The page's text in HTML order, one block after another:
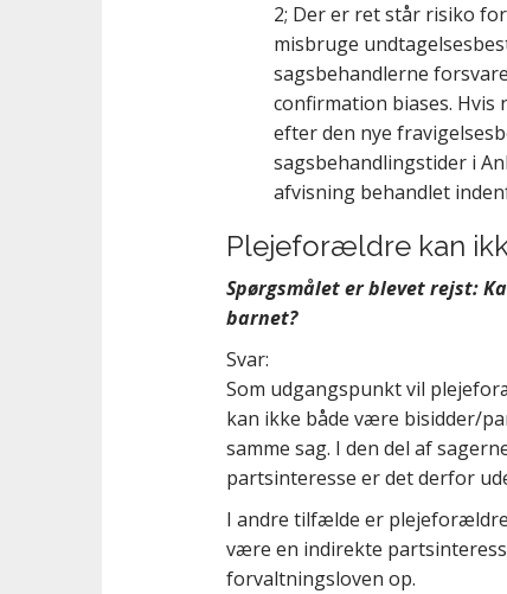
2; Der er ret står risiko
misbruge
sagsbehandlerne
confirmation biases.
efter den nye
sagsbehandlingstider i
afvisning behandlet
Plejeforældre kan
Spørgsmålet er blevet rejst:
barnet?
Svar:
Som udgangspunkt vil
kan ikke både være bisidder/
samme sag. I den del af
partsinteresse er det derfor
I andre tilfælde er
være en indirekte
forvaltningsloven op.